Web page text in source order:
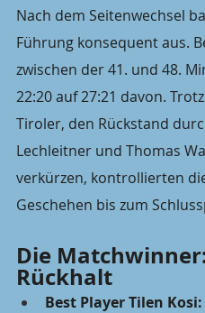
Nach dem Seitenwechsel
Führung konsequent aus.
zwischen der 41. und 48.
22:20 auf 27:21 davon.
Tiroler, den Rückstand
Lechleitner und Thomas
verkürzen, kontrollierten
Geschehen bis zum
Die
Rückhalt
Best Player Tilen Kosi: